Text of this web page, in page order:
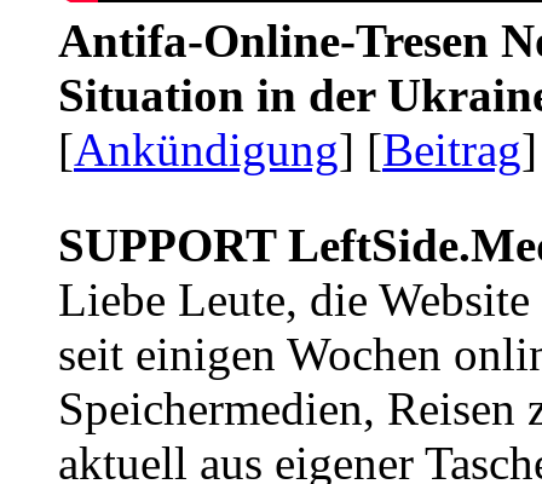
Antifa-Online-Tresen
Situation in der
[Ankündigung] [Beitrag
SUPPORT
Liebe Leute, die Website
seit einigen Wochen
Speichermedien, Reisen
aktuell aus eigener